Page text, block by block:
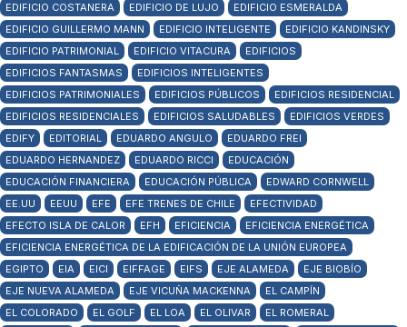
EDIFICIO COSTANERA
EDIFICIO DE LUJO
EDIFICIO ESMERALDA
EDIFICIO GUILLERMO MANN
EDIFICIO INTELIGENTE
EDIFICIO KANDINSKY
EDIFICIO PATRIMONIAL
EDIFICIO VITACURA
EDIFICIOS
EDIFICIOS FANTASMAS
EDIFICIOS INTELIGENTES
EDIFICIOS PATRIMONIALES
EDIFICIOS PÚBLICOS
EDIFICIOS RESIDENCIAL
EDIFICIOS RESIDENCIALES
EDIFICIOS SALUDABLES
EDIFICIOS VERDES
EDIFY
EDITORIAL EDUARDO ANGULO
EDUARDO FREI
EDUARDO HERNANDEZ
EDUARDO RICCI
EDUCACIÓN
EDUCACIÓN FINANCIERA
EDUCACIÓN PÚBLICA
EDWARD CORNWELL
EE.UU
EEUU EFE EFE TRENES DE CHILE
EFECTIVIDAD
EFECTO ISLA DE CALOR
EFH EFICIENCIA
EFICIENCIA ENERGÉTICA
EFICIENCIA ENERGÉTICA DE LA EDIFICACIÓN DE LA UNIÓN EUROPEA
EGIPTO
EIA EICI EIFFAGE EIFS EJE ALAMEDA
EJE BIOBÍO
EJE NUEVA ALAMEDA
EJE VICUÑA MACKENNA
EL CAMPÍN
EL COLORADO
EL GOLF EL LOA EL OLIVAR
EL ROMERAL